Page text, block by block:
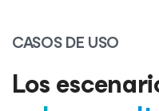
CASOS DE USO
Los